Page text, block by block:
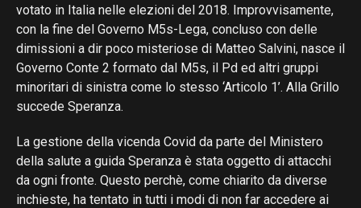
votato in Italia nelle elezioni del 2018. Improvvisamente,
con la fine del Governo M5s-Lega, concluso con delle
dimissioni a dir poco misteriose di Matteo Salvini, nasce il
Governo Conte 2 formato dal M5s, il Pd ed altri gruppi
minoritari di sinistra come lo stesso ‘Articolo 1’. Alla Grillo
succede Speranza.
La gestione della vicenda Covid da parte del Ministero
della salute a guida Speranza è stata oggetto di attacchi
da ogni fronte. Questo perchè, come chiarito da diverse
inchieste, ha tentato in tutti i modi di non far accedere ai